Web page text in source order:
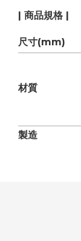
| 商品規格 |
尺寸(mm)
材質
製造